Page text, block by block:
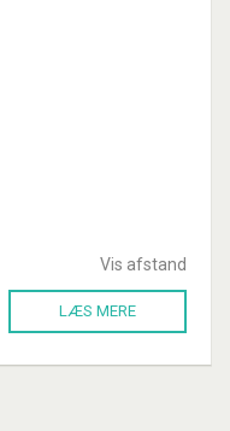
Vis afstand
LÆS MERE